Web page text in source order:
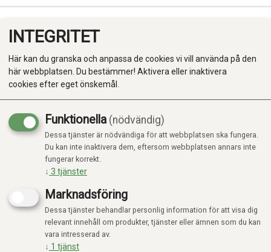
Produkter
Kategorier
Kampanj
INTEGRITET
Här kan du granska och anpassa de cookies vi vill använda på den
här webbplatsen. Du bestämmer! Aktivera eller inaktivera
cookies efter eget önskemål.
Funktionella (nödvändig)
Dessa tjänster är nödvändiga för att webbplatsen ska fungera.
Du kan inte inaktivera dem, eftersom webbplatsen annars inte
fungerar korrekt.
↓ 3 tjänster
Marknadsföring
Dessa tjänster behandlar personlig information för att visa dig
relevant innehåll om produkter, tjänster eller ämnen som du kan
vara intresserad av.
↓ 1 tjänst